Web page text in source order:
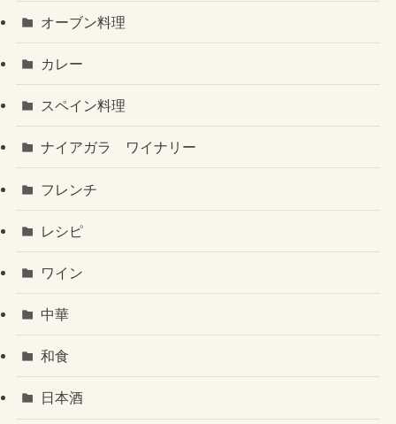
オーブン料理
カレー
スペイン料理
ナイアガラ ワイナリー
フレンチ
レシピ
ワイン
中華
和食
日本酒